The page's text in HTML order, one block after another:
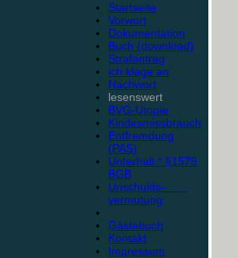
Startseite
Vorwort
Dokumentation
Buch (download)
Strafantrag
ich klage an
Nachwort
lesenswert
BVG-Utopie
Kindesmissbrauch
Entfremdung
(PAS)
Unterhalt * §1579
BGB
Unschulds-
vermutung
Gästebuch
Kontakt
Impressum